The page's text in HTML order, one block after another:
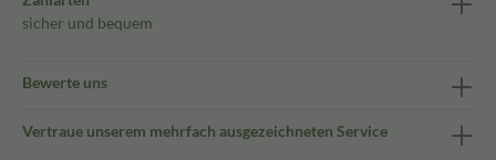
sicher und bequem
Bewerte uns
Vertraue unserem mehrfach ausgezeichneten Service